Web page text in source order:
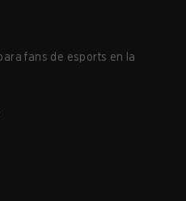
fans de esports en la